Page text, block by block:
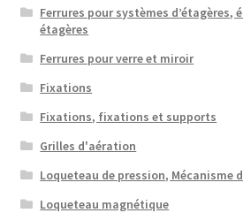
Ferrures pour systèmes d’étagères,
étagères
Ferrures pour verre et miroir
Fixations
Fixations, fixations et supports
Grilles d'aération
Loqueteau de pression, Mécanisme
Loqueteau magnétique